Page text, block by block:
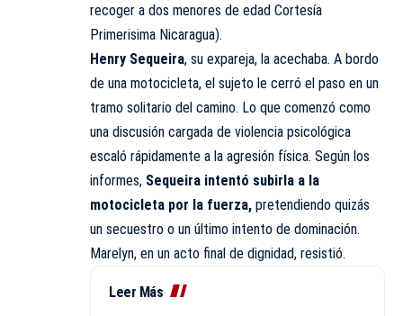
recoger a dos menores de edad Cortesía
Primerisima Nicaragua).
Henry Sequeira, su expareja, la acechaba. A bordo
de una motocicleta, el sujeto le cerró el paso en un
tramo solitario del camino. Lo que comenzó como
una discusión cargada de violencia psicológica
escaló rápidamente a la agresión física. Según los
informes, Sequeira intentó subirla a la
motocicleta por la fuerza, pretendiendo quizás
un secuestro o un último intento de dominación.
Marelyn, en un acto final de dignidad, resistió.
Leer Más